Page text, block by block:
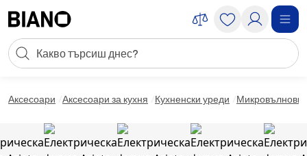
Търсене
Аксесоари Аксесоари за кухня Кухненски уреди Микровълнови